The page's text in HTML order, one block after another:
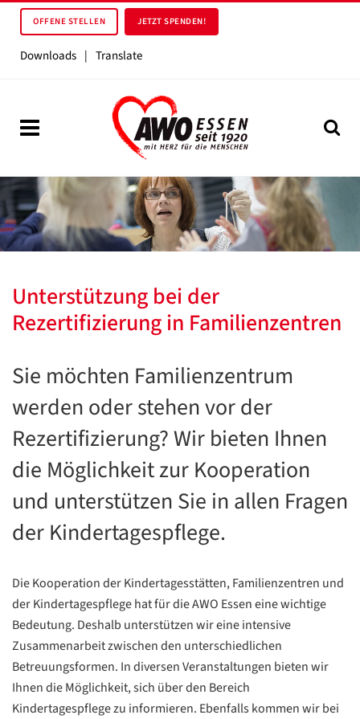
OFFENE STELLEN JETZT SPENDEN!
Downloads | Translate
Unterstützung bei der
Rezertifizierung in Familienzentren
Sie möchten Familienzentrum
werden oder stehen vor der
Rezertifizierung? Wir bieten Ihnen
die Möglichkeit zur Kooperation
und unterstützen Sie in allen Fragen
der Kindertagespflege.
Die Kooperation der Kindertagesstätten, Familienzentren und
der Kindertagespflege hat für die AWO Essen eine wichtige
Bedeutung. Deshalb unterstützen wir eine intensive
Zusammenarbeit zwischen den unterschiedlichen
Betreuungsformen. In diversen Veranstaltungen bieten wir
Ihnen die Möglichkeit, sich über den Bereich
Kindertagespflege zu informieren. Ebenfalls kommen wir bei